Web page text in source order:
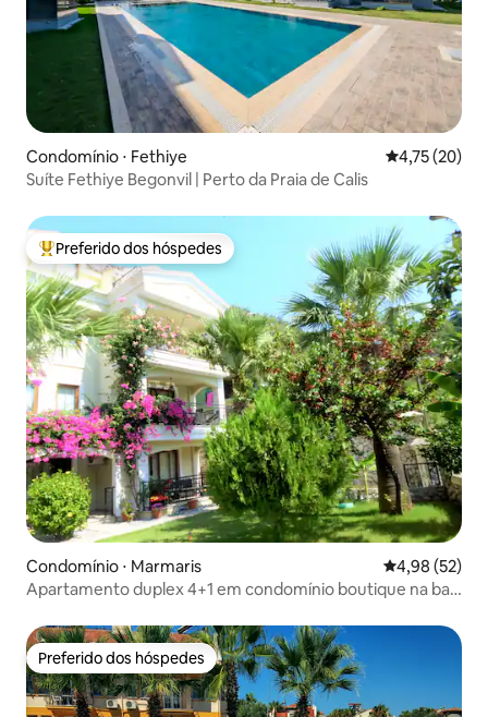
Condomínio ⋅ Fethiye 4,75 de uma
4,75 (20)
Suíte Fethiye Begonvil | Perto da Praia de Calis
Entre os melhores preferidos dos hóspedes
Preferido dos hóspedes
Condomínio ⋅ Marmaris 4,98 de uma
4,98 (52)
Apartamento duplex 4+1 em condomínio boutique na baía
Preferido dos hóspedes
Preferido dos hóspedes